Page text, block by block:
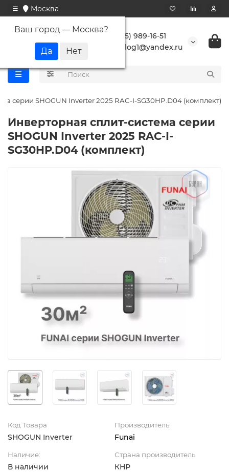
Москва
Ваш город — Москва?
+7 (495) 989-16-51
buranlog1@yandex.ru
серии SHOGUN Inverter 2025 RAC-I-SG30HP.D04 (комплект)
Инверторная сплит-система серии
SHOGUN Inverter 2025 RAC-I-
SG30HP.D04 (комплект)
Код Товара
SHOGUN Inverter
Производитель
Funai
Наличие:
В наличии
Страна производитель
КНР